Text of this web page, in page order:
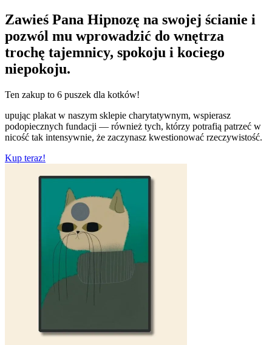
Zawieś Pana Hipnozę na swojej ścianie i
pozwól mu wprowadzić do wnętrza
trochę tajemnicy, spokoju i kociego
niepokoju.
Ten zakup to 6 puszek dla kotków!
upując plakat w naszym sklepie charytatywnym, wspierasz
podopiecznych fundacji — również tych, którzy potrafią patrzeć w
nicość tak intensywnie, że zaczynasz kwestionować rzeczywistość.
Kup teraz!